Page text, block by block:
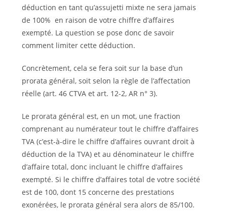
déduction en tant qu’assujetti mixte ne sera jamais
de 100% en raison de votre chiffre d’affaires
exempté. La question se pose donc de savoir
comment limiter cette déduction.
Concrètement, cela se fera soit sur la base d’un
prorata général, soit selon la règle de l’affectation
réelle (art. 46 CTVA et art. 12-2, AR n° 3).
Le prorata général est, en un mot, une fraction
comprenant au numérateur tout le chiffre d’affaires
TVA (c’est-à-dire le chiffre d’affaires ouvrant droit à
déduction de la TVA) et au dénominateur le chiffre
d’affaire total, donc incluant le chiffre d’affaires
exempté. Si le chiffre d’affaires total de votre société
est de 100, dont 15 concerne des prestations
exonérées, le prorata général sera alors de 85/100.